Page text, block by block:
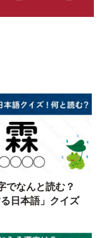
でなんと読む？
る日本語」クイズ